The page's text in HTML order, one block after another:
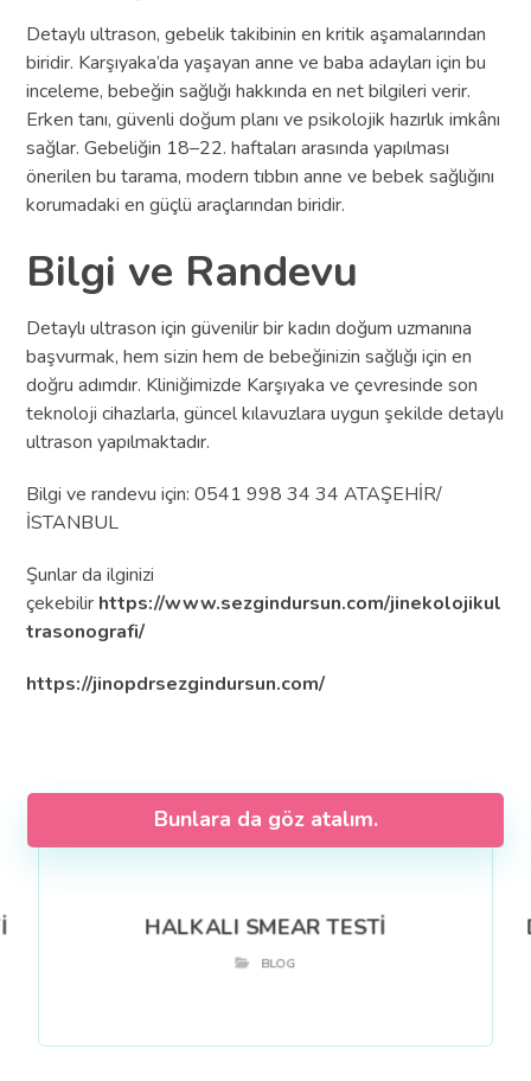
Detaylı ultrason, gebelik takibinin en kritik aşamalarından
biridir. Karşıyaka’da yaşayan anne ve baba adayları için bu
inceleme, bebeğin sağlığı hakkında en net bilgileri verir.
Erken tanı, güvenli doğum planı ve psikolojik hazırlık imkânı
sağlar. Gebeliğin 18–22. haftaları arasında yapılması
önerilen bu tarama, modern tıbbın anne ve bebek sağlığını
korumadaki en güçlü araçlarından biridir.
Bilgi ve Randevu
Detaylı ultrason için güvenilir bir kadın doğum uzmanına
başvurmak, hem sizin hem de bebeğinizin sağlığı için en
doğru adımdır. Kliniğimizde Karşıyaka ve çevresinde son
teknoloji cihazlarla, güncel kılavuzlara uygun şekilde detaylı
ultrason yapılmaktadır.
Bilgi ve randevu için: 0541 998 34 34 ATAŞEHİR/
İSTANBUL
Şunlar da ilginizi
çekebilir https://www.sezgindursun.com/jinekolojikul
trasonografi/
https://jinopdrsezgindursun.com/
Bunlara da göz atalım.
HALKALI SMEAR TESTİ
BLOG